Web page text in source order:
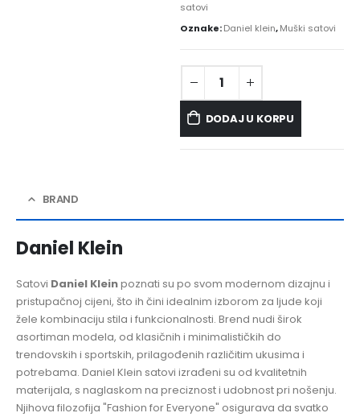
satovi
Oznake:Daniel klein,Muški satovi
DODAJ U KORPU
BRAND
Daniel Klein
Satovi Daniel Kleinpoznati su po svom modernom dizajnu i
pristupačnoj cijeni, što ih čini idealnim izborom za ljude koji
žele kombinaciju stila i funkcionalnosti. Brend nudi širok
asortiman modela, od klasičnih i minimalističkih do
trendovskih i sportskih, prilagođenih različitim ukusima i
potrebama. Daniel Klein satovi izrađeni su od kvalitetnih
materijala, s naglaskom na preciznost i udobnost pri nošenju.
Njihova filozofija "Fashion for Everyone" osigurava da svatko